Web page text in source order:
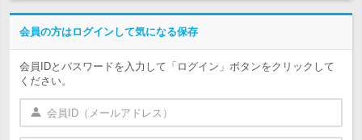
会員の方はログインして気になる保存
会員IDとパスワードを入力して「ログイン」ボタンをクリックして
ください。